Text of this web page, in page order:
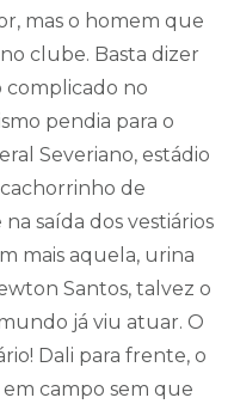
mas o homem que
clube. Basta dizer
no
pendia para o
Severiano, estádio
de
saída dos vestiários
mais aquela, urina
Santos, talvez o
já viu atuar. O
Dali para frente, o
campo sem que